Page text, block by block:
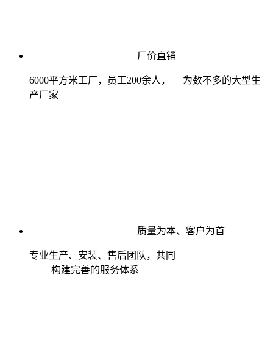
厂价直销
6000平方米工厂，员工200余人， 为数不多的大型生
产厂家
质量为本、客户为首
专业生产、安装、售后团队，共同
构建完善的服务体系